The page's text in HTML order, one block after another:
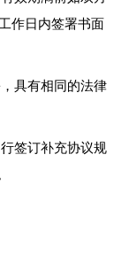
作日内签署书面
具有相同的法律
签订补充协议规